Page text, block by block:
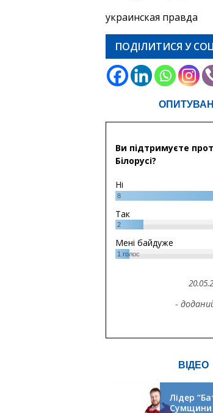
украинская правда
ПОДІЛИТИСЯ У
Ви підтримуєте
Білорусі?
Ні
8
Так
2
Мені байдуже
1голос
-
ВІДЕО
Лідер